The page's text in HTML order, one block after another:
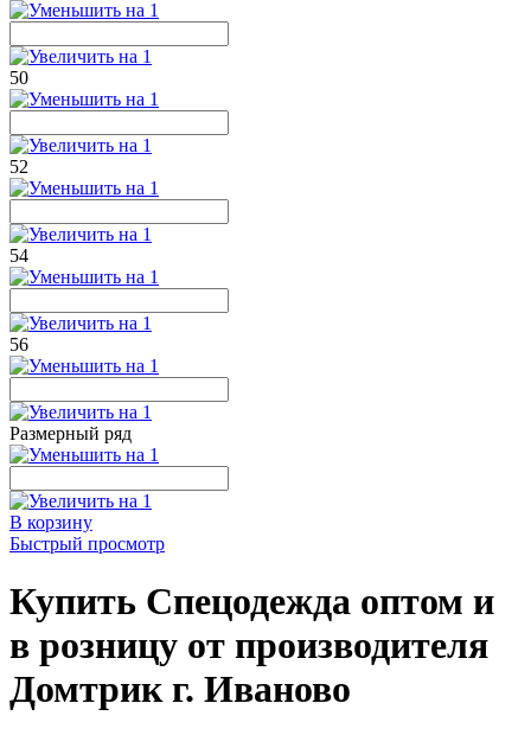
50
52
54
56
Размерный ряд
В корзину
Быстрый просмотр
Купить Спецодежда оптом и
в розницу от производителя
Домтрик г. Иваново